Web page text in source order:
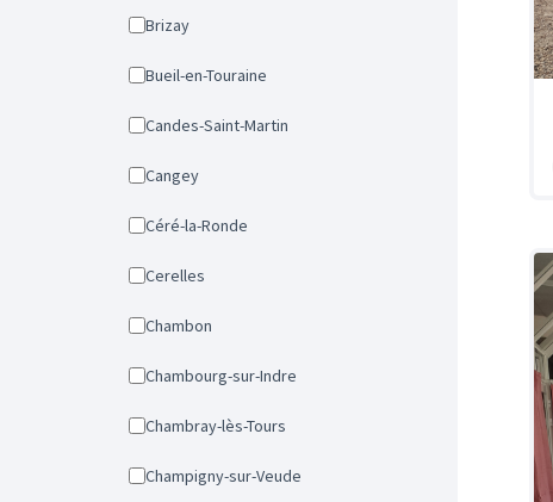
Brizay
Bueil-en-Touraine
Candes-Saint-Martin
Cangey
Céré-la-Ronde
Cerelles
Chambon
Chambourg-sur-Indre
Chambray-lès-Tours
Champigny-sur-Veude